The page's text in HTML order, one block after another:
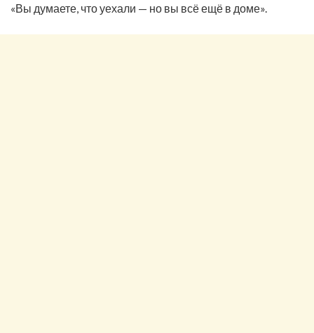
«Вы думаете, что уехали — но вы всё ещё в доме».